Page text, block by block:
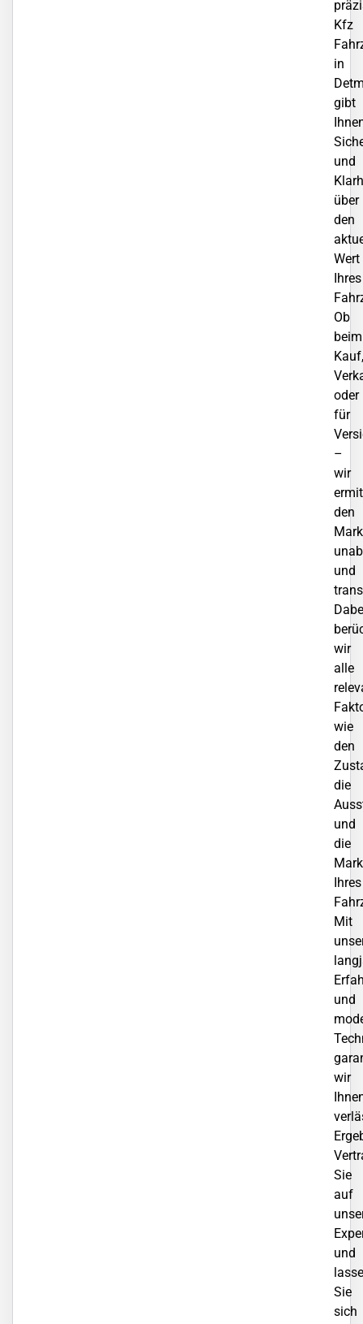
Kfz
in
gibt
und
über
den
Wert
Ihres
Ob
beim
Kauf,
oder
für
–
wir
den
und
wir
alle
wie
den
die
und
die
Ihres
Mit
und
wir
Sie
auf
und
Sie
sich